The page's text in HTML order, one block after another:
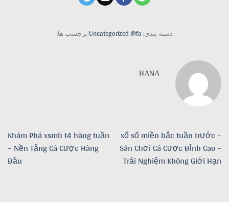
دسته بندی:Uncategorized @fa برچسب ها:
HANA
xổ số miền bắc tuần trước –
Sân Chơi Cá Cược Đỉnh Cao –
Trải Nghiệm Không Giới Hạn
Khám Phá xsmb t4 hàng tuần
– Nền Tảng Cá Cược Hàng
Đầu